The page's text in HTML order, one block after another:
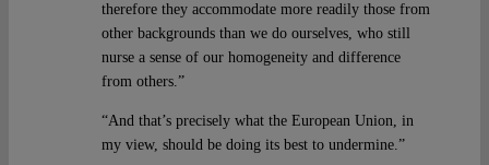
therefore they accommodate more readily those from
other backgrounds than we do ourselves, who still
nurse a sense of our homogeneity and difference
from others.”
“And that’s precisely what the European Union, in
my view, should be doing its best to undermine.”